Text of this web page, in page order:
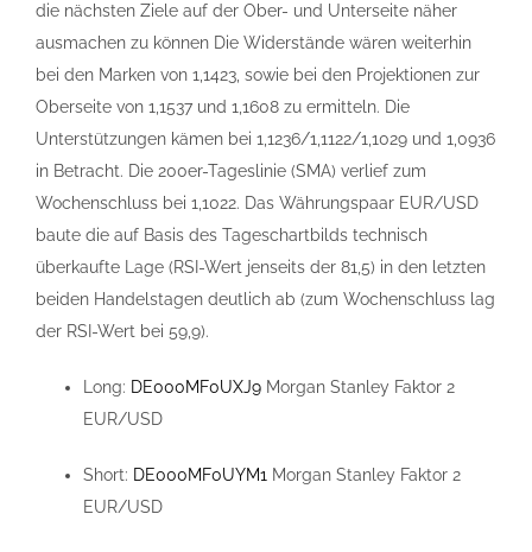
die nächsten Ziele auf der Ober- und Unterseite näher
ausmachen zu können Die Widerstände wären weiterhin
bei den Marken von 1,1423, sowie bei den Projektionen zur
Oberseite von 1,1537 und 1,1608 zu ermitteln. Die
Unterstützungen kämen bei 1,1236/1,1122/1,1029 und 1,0936
in Betracht. Die 200er-Tageslinie (SMA) verlief zum
Wochenschluss bei 1,1022. Das Währungspaar EUR/USD
baute die auf Basis des Tageschartbilds technisch
überkaufte Lage (RSI-Wert jenseits der 81,5) in den letzten
beiden Handelstagen deutlich ab (zum Wochenschluss lag
der RSI-Wert bei 59,9).
Long: DE000MF0UXJ9 Morgan Stanley Faktor 2
EUR/USD
Short: DE000MF0UYM1 Morgan Stanley Faktor 2
EUR/USD